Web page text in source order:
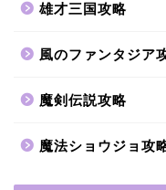
雄才三国攻略
風のファンタジア
魔剣伝説攻略
魔法ショウジョ攻